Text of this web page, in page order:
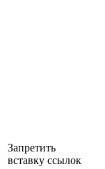
Запретить
вставку ссылок